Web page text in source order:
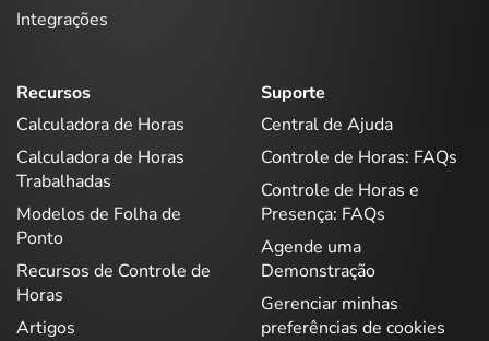
Integrações
Recursos
Calculadora de Horas
Calculadora de Horas
Trabalhadas
Modelos de Folha de
Ponto
Recursos de Controle de
Horas
Artigos
Suporte
Central de Ajuda
Controle de Horas: FAQs
Controle de Horas e
Presença: FAQs
Agende uma
Demonstração
Gerenciar minhas
preferências de cookies